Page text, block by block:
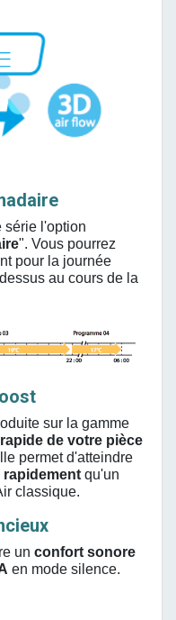
série l'option
". Vous pourrez
pour la journée
au cours de la
sur la gamme
de votre pièce
permet d'atteindre
rapidement qu'un
classique.
un confort sonore
en mode silence.